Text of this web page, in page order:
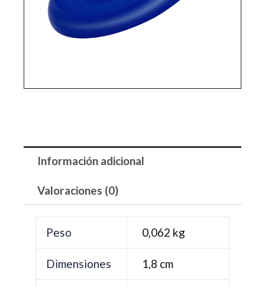
Información adicional
Valoraciones (0)
Peso 0,062 kg
Dimensiones 1,8 cm